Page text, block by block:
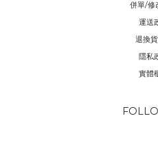
併單/修
運送
退換
隱私
實體